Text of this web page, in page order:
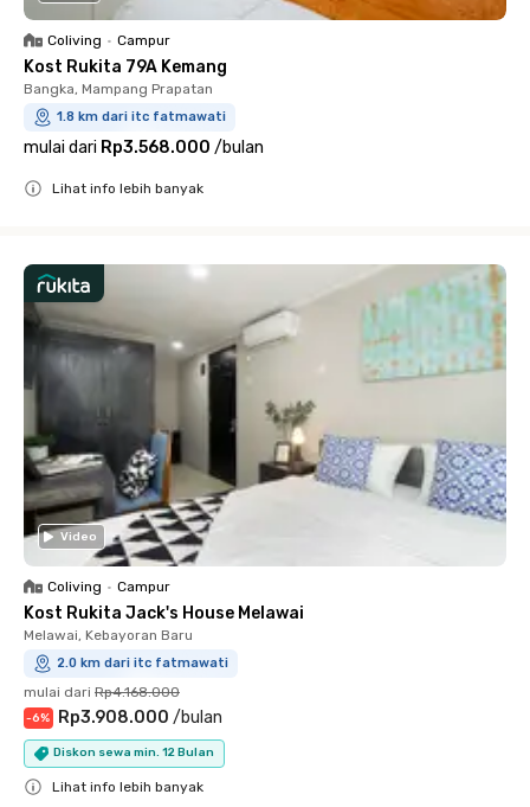
Coliving • Campur
Kost Rukita 79A Kemang
Bangka, Mampang Prapatan
1.8 km dari itc fatmawati
mulai dari Rp3.568.000 /bulan
Lihat info lebih banyak
Video
Coliving • Campur
Kost Rukita Jack's House Melawai
Melawai, Kebayoran Baru
2.0 km dari itc fatmawati
mulai dari Rp4.168.000
-6% Rp3.908.000 /bulan
Diskon sewa min. 12 Bulan
Lihat info lebih banyak